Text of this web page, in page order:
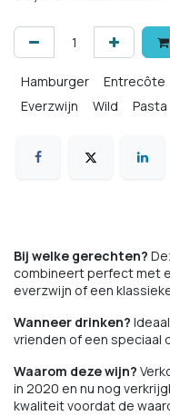
Hamburger Entrecôte
Everzwijn
Wild Pasta
Bij welke gerechten?
combineert perfect met
everzwijn of een
Wanneer drinken?
vrienden of een speciaal
Waarom deze wijn?
in 2020 en nu nog
kwaliteit voordat de